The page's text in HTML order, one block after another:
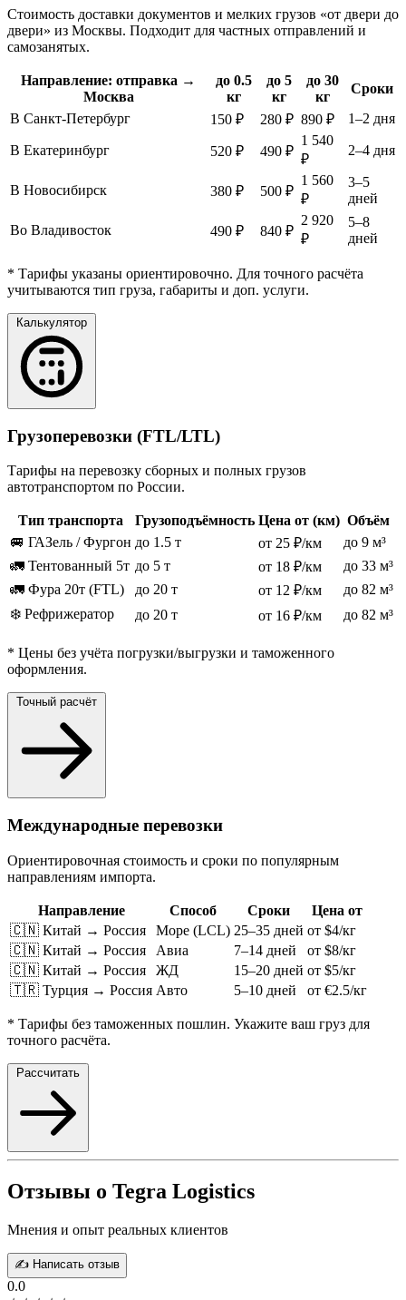
Стоимость доставки документов и мелких грузов «от двери до
двери» из Москвы. Подходит для частных отправлений и
самозанятых.
Направление: отправка →
Москва
до 0.5
кг
до 5
кг
до 30
кг
Сроки
В Санкт-Петербург
150 ₽ 280 ₽ 890 ₽ 1–2 дня
В Екатеринбург 520 ₽ 490 ₽
1 540
₽
2–4 дня
В Новосибирск 380 ₽ 500 ₽
1 560
₽
3–5
дней
Во Владивосток 490 ₽ 840 ₽
2 920
₽
5–8
дней
* Тарифы указаны ориентировочно. Для точного расчёта
учитываются тип груза, габариты и доп. услуги.
Калькулятор
Грузоперевозки (FTL/LTL)
Тарифы на перевозку сборных и полных грузов
автотранспортом по России.
Тип транспорта Грузоподъёмность Цена от (км) Объём
🚐 ГАЗель / Фургон до 1.5 т от 25 ₽/км
до 9 м³
🚛 Тентованный 5т до 5 т от 18 ₽/км
до 33 м³
🚛 Фура 20т (FTL)
до 20 т от 12 ₽/км
до 82 м³
❄️ Рефрижератор
до 20 т от 16 ₽/км до 82 м³
* Цены без учёта погрузки/выгрузки и таможенного
оформления.
Точный расчёт
Международные перевозки
Ориентировочная стоимость и сроки по популярным
направлениям импорта.
Направление Способ Сроки
Цена от
🇨🇳 Китай → Россия
Море (LCL) 25–35 дней от $4/кг
🇨🇳 Китай → Россия
Авиа 7–14 дней
от $8/кг
🇨🇳 Китай → Россия
ЖД 15–20 дней от $5/кг
🇹🇷 Турция → Россия Авто 5–10 дней от €2.5/кг
* Тарифы без таможенных пошлин. Укажите ваш груз для
точного расчёта.
Рассчитать
Отзывы о Tegra Logistics
Мнения и опыт реальных клиентов
✍️ Написать отзыв
0.0